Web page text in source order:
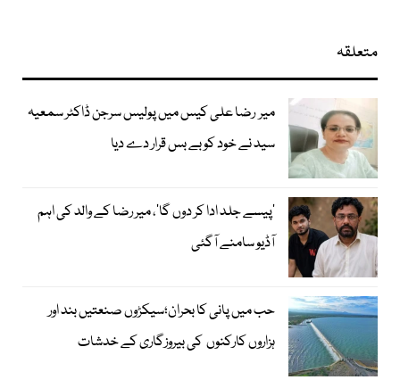
متعلقہ
میر رضا علی کیس میں پولیس سرجن ڈاکٹر سمعیہ
سید نے خود کو بے بس قرار دے دیا
’پیسے جلد ادا کر دوں گا‘، میر رضا کے والد کی اہم
آڈیو سامنے آگئی
حب میں پانی کا بحران؛سیکڑوں صنعتیں بند اور
ہزاروں کارکنوں کی بیروزگاری کے خدشات